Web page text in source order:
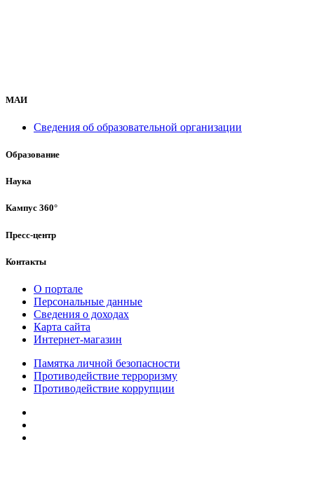
МАИ
Сведения об образовательной организации
Образование
Наука
Кампус 360°
Пресс-центр
Контакты
О портале
Персональные данные
Сведения о доходах
Карта сайта
Интернет-магазин
Памятка личной безопасности
Противодействие терроризму
Противодействие коррупции